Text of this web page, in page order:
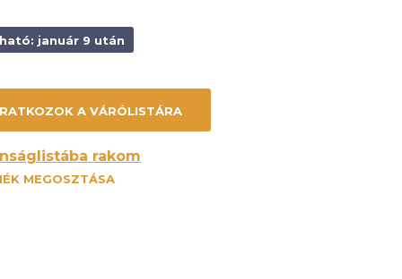
január 9 után
rakom
MEGOSZTÁSA